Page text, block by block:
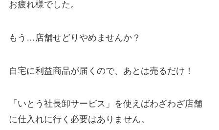
お疲れ様でした。
もう…店舗せどりやめませんか？
自宅に利益商品が届くので、あとは売るだけ！
「いとう社長卸サービス」を使えばわざわざ店舗
に仕入れに行く必要はありません。